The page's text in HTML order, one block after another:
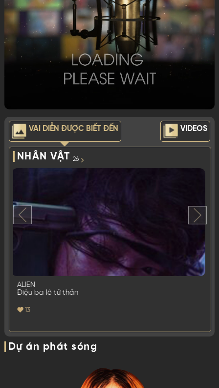
VAI DIỄN ĐƯỢC BIẾT ĐẾN VIDEOS
NHÂN VẬT 26
ALIEN
Điệu ba lê tử thần
13
Dự án phát sóng